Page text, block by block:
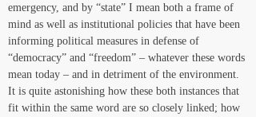
emergency, and by “state” I mean both a frame of
mind as well as institutional policies that have been
informing political measures in defense of
“democracy” and “freedom” – whatever these words
mean today – and in detriment of the environment.
It is quite astonishing how these both instances that
fit within the same word are so closely linked; how